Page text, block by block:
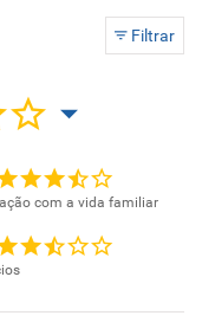
Filtrar
com a vida familiar